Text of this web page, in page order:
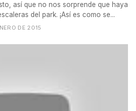
así que no nos sorprende que haya
del park. ¡Así es como se...
DE 2015